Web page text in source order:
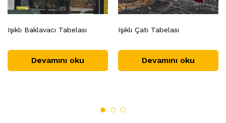
Işıklı Baklavacı Tabelası
Devamını oku
Işıklı Çatı Tabelası
Devamını oku